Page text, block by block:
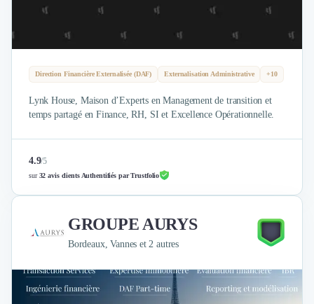
Design Industriel
Chatbot
Maintenance et Infogérance
BI, Analytics & Big Data
Design Thinking
Stratégie Digitale
Développement Logiciel
Développement d'Application Mobile
Développement E-commerce
Cybersécurité
Logiciel E-Commerce
Direction Financière Externalisée (DAF) Externalisation Administrative +10
Lynk House, Maison d’Experts en Management de transition et
temps partagé en Finance, RH, SI et Excellence Opérationnelle.
4.9/5
sur32 avis clients Authentifiés par Trustfolio
GROUPE AURYS
Bordeaux, Vannes et 2 autres